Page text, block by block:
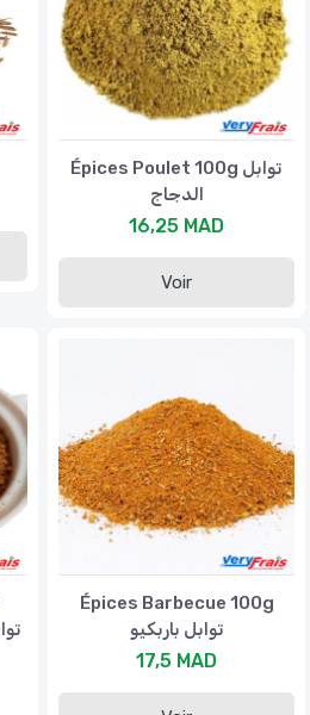
Épices Poulet 100g توابل
الدجاج
16,25 MAD
Voir
Épices Barbecue 100g
توابل باربكيو
17,5 MAD